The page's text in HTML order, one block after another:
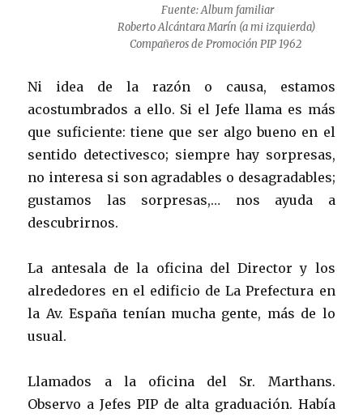
Fuente: Album familiar
Roberto Alcántara Marín (a mi izquierda)
Compañeros de Promoción PIP 1962
Ni idea de la razón o causa, estamos
acostumbrados a ello. Si el Jefe llama es más
que suficiente: tiene que ser algo bueno en el
sentido detectivesco; siempre hay sorpresas,
no interesa si son agradables o desagradables;
gustamos las sorpresas,… nos ayuda a
descubrirnos.
La antesala de la oficina del Director y los
alrededores en el edificio de La Prefectura en
la Av. España tenían mucha gente, más de lo
usual.
Llamados a la oficina del Sr. Marthans.
Observo a Jefes PIP de alta graduación. Había